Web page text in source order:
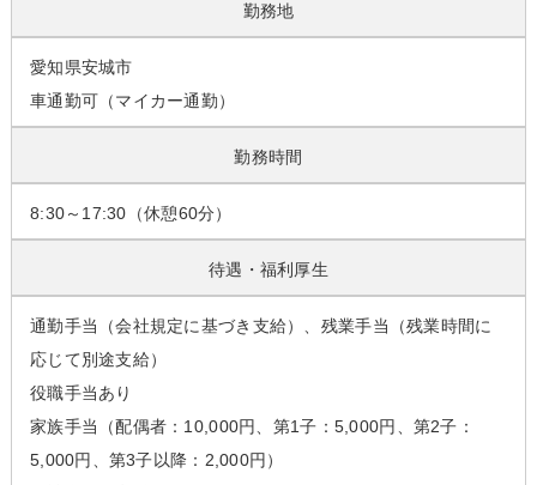
勤務地
愛知県安城市
車通勤可（マイカー通勤）
勤務時間
8:30～17:30（休憩60分）
待遇・福利厚生
通勤手当（会社規定に基づき支給）、残業手当（残業時間に
応じて別途支給）
役職手当あり
家族手当（配偶者：10,000円、第1子：5,000円、第2子：
5,000円、第3子以降：2,000円）